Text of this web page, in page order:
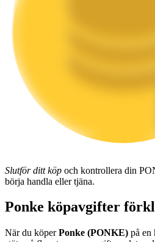
Launchpool
Flexibel insats för att tjäna
Slutför ditt köp och kontrollera din
börja handla eller tjäna.
Ponke köpavgifter
När du köperPonke (PONKE) på en